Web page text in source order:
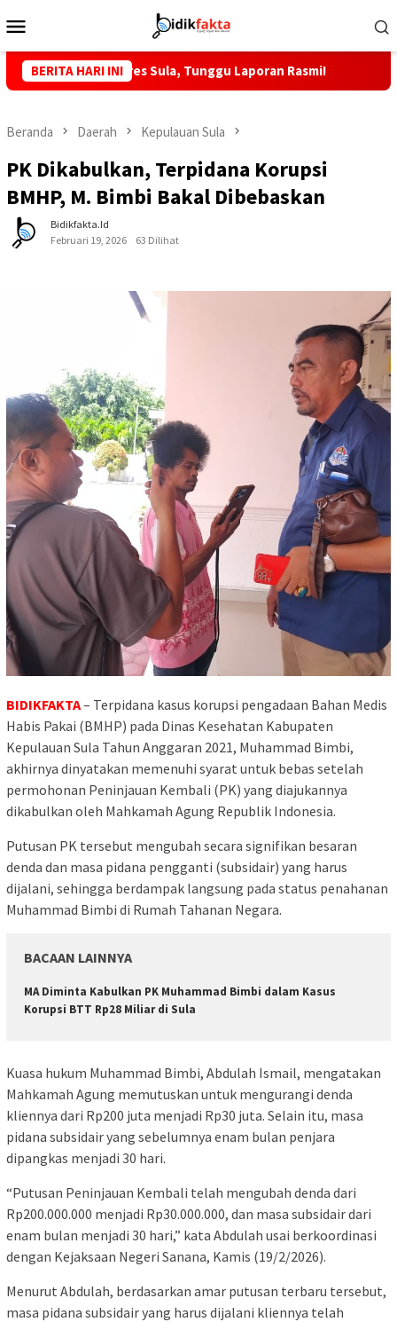
ke
Mobile
BERITA HARI INI
Kapolres Sula, Tunggu Laporan Rasmi! KKLI STAI
Beranda Daerah Kepulauan Sula
PK Dikabulkan, Terpidana Korupsi
BMHP, M. Bimbi Bakal Dibebaskan
Bidikfakta.id
Februari 19, 2026
63 Dilihat
BIDIKFAKTA– Terpidana kasus korupsi pengadaan Bahan Medis
Habis Pakai (BMHP) pada Dinas Kesehatan Kabupaten
Kepulauan Sula Tahun Anggaran 2021, Muhammad Bimbi,
akhirnya dinyatakan memenuhi syarat untuk bebas setelah
permohonan Peninjauan Kembali (PK) yang diajukannya
dikabulkan oleh Mahkamah Agung Republik Indonesia.
Putusan PK tersebut mengubah secara signifikan besaran
denda dan masa pidana pengganti (subsidair) yang harus
dijalani, sehingga berdampak langsung pada status penahanan
Muhammad Bimbi di Rumah Tahanan Negara.
BACAAN LAINNYA
MA Diminta Kabulkan PK Muhammad Bimbi dalam Kasus
Korupsi BTT Rp28 Miliar di Sula
Kuasa hukum Muhammad Bimbi, Abdulah Ismail, mengatakan
Mahkamah Agung memutuskan untuk mengurangi denda
kliennya dari Rp200 juta menjadi Rp30 juta. Selain itu, masa
pidana subsidair yang sebelumnya enam bulan penjara
dipangkas menjadi 30 hari.
“Putusan Peninjauan Kembali telah mengubah denda dari
Rp200.000.000 menjadi Rp30.000.000, dan masa subsidair dari
enam bulan menjadi 30 hari,” kata Abdulah usai berkoordinasi
dengan Kejaksaan Negeri Sanana, Kamis (19/2/2026).
Menurut Abdulah, berdasarkan amar putusan terbaru tersebut,
masa pidana subsidair yang harus dijalani kliennya telah